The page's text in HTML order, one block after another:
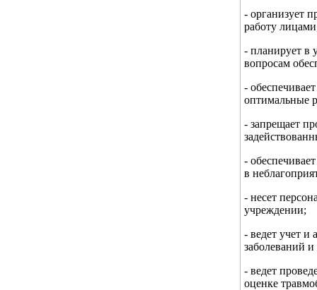
- организует
работу
- планирует в
вопросам
-
оптимальные
- запрещает
-
в
- несет
учреждении;
- ведет учет и
заболеваний
- ведет
оценке